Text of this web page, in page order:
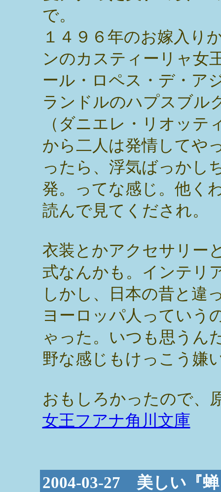
で。
１４９６年のお嫁入り
ンのカスティーリャ女
ール・ロペス・デ・ア
ランドルのハプスブル
（ダニエレ・リオッテ
から二人は発情してや
ったら、浮気ばっかし
発。ってな感じ。他く
読んで見てくだされ。
衣装とかアクセサリー
式なんかも。インテリ
しかし、日本の昔と違
ヨーロッパ人っていう
ゃった。いつも思うん
野な感じもけっこう嫌
おもしろかったので、
女王フアナ角川文庫
2004-03-27 美しい『